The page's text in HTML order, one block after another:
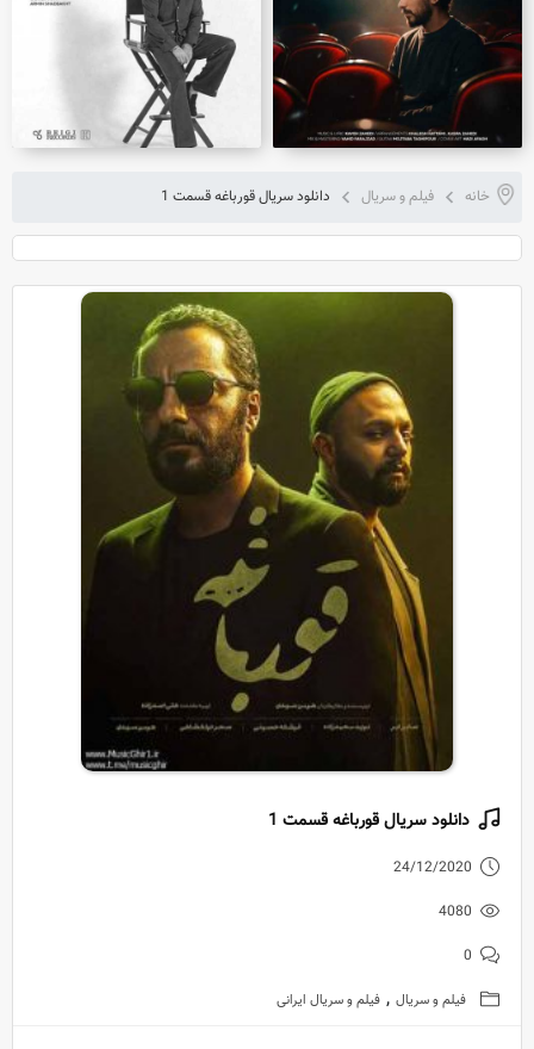
خانه فیلم و سریال دانلود سریال قورباغه قسمت 1
دانلود سریال قورباغه قسمت 1
24/12/2020
4080
0
فیلم و سریال , فیلم و سریال ایرانی